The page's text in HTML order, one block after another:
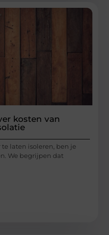
kosten van
laten isoleren, ben je
We begrijpen dat